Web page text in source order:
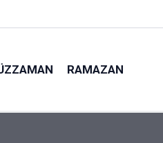
RAMAZAN
ucunda niçin göz yok?